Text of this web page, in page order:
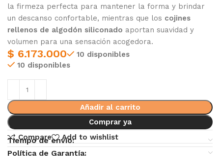
la firmeza perfecta para mantener la forma y brindar
un descanso confortable, mientras que los cojines
rellenos de algodón siliconado aportan suavidad y
volumen para una sensación acogedora.
$ 6.173.000
10 disponibles
10 disponibles
Añadir al carrito
Comprar ya
Compare
Add to wishlist
Tiempo de envio:
Política de Garantía: